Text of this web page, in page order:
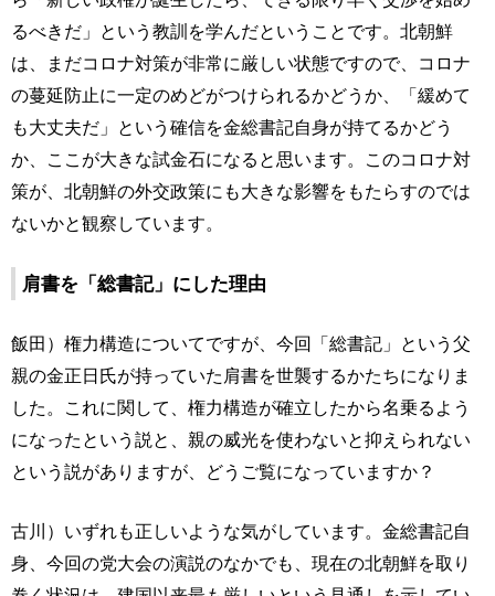
るべきだ」という教訓を学んだということです。北朝鮮
は、まだコロナ対策が非常に厳しい状態ですので、コロナ
の蔓延防止に一定のめどがつけられるかどうか、「緩めて
も大丈夫だ」という確信を金総書記自身が持てるかどう
か、ここが大きな試金石になると思います。このコロナ対
策が、北朝鮮の外交政策にも大きな影響をもたらすのでは
ないかと観察しています。
肩書を「総書記」にした理由
飯田）権力構造についてですが、今回「総書記」という父
親の金正日氏が持っていた肩書を世襲するかたちになりま
した。これに関して、権力構造が確立したから名乗るよう
になったという説と、親の威光を使わないと抑えられない
という説がありますが、どうご覧になっていますか？
古川）いずれも正しいような気がしています。金総書記自
身、今回の党大会の演説のなかでも、現在の北朝鮮を取り